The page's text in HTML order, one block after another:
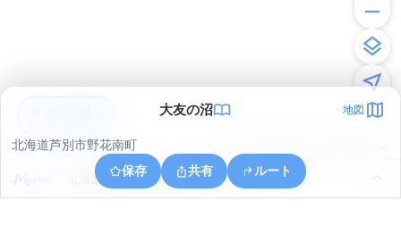
大友の沼 地図
北海道芦別市野花南町
保存
共有 ルート
北海道芦別市野花南町